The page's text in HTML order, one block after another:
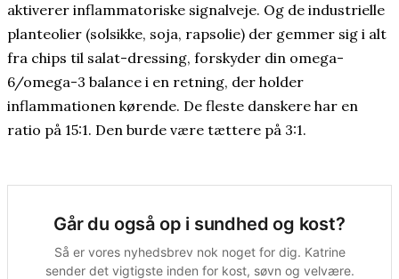
aktiverer inflammatoriske signalveje. Og de industrielle
planteolier (solsikke, soja, rapsolie) der gemmer sig i alt
fra chips til salat-dressing, forskyder din omega-
6/omega-3 balance i en retning, der holder
inflammationen kørende. De fleste danskere har en
ratio på 15:1. Den burde være tættere på 3:1.
Går du også op i sundhed og kost?
Så er vores nyhedsbrev nok noget for dig. Katrine
sender det vigtigste inden for kost, søvn og velvære.